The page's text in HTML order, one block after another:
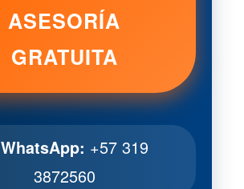
ASESORÍA
GRATUITA
WhatsApp: +57 319
3872560